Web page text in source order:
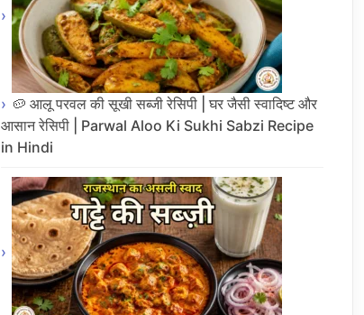
🥔 आलू परवल की सूखी सब्जी रेसिपी | घर जैसी स्वादिष्ट और
आसान रेसिपी | Parwal Aloo Ki Sukhi Sabzi Recipe
in Hindi